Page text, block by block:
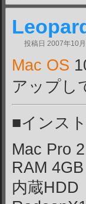
投稿日 2007年10
Mac OS
アップし
■インス
Mac Pro
RAM 4GB
内蔵HDD